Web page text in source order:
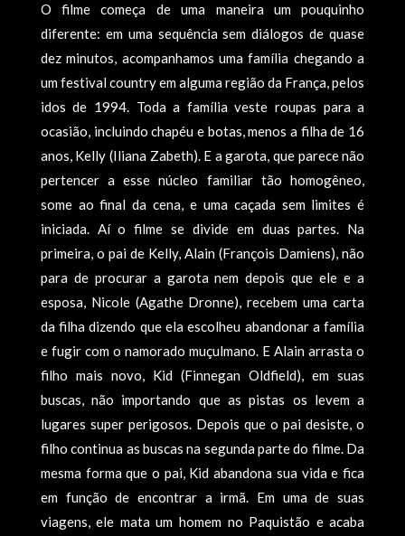
O filme começa de uma maneira um pouquinho
diferente: em uma sequência sem diálogos de quase
dez minutos, acompanhamos uma famí­lia chegando a
um festival country em alguma região da França, pelos
idos de 1994. Toda a famí­lia veste roupas para a
ocasião, incluindo chapéu e botas, menos a filha de 16
anos, Kelly (Iliana Zabeth). E a garota, que parece não
pertencer a esse núcleo familiar tão homogêneo,
some ao final da cena, e uma caçada sem limites é
iniciada. Aí­ o filme se divide em duas partes. Na
primeira, o pai de Kelly, Alain (François Damiens), não
para de procurar a garota nem depois que ele e a
esposa, Nicole (Agathe Dronne), recebem uma carta
da filha dizendo que ela escolheu abandonar a famí­lia
e fugir com o namorado muçulmano. E Alain arrasta o
filho mais novo, Kid (Finnegan Oldfield), em suas
buscas, não importando que as pistas os levem a
lugares super perigosos. Depois que o pai desiste, o
filho continua as buscas na segunda parte do filme. Da
mesma forma que o pai, Kid abandona sua vida e fica
em função de encontrar a irmã. Em uma de suas
viagens, ele mata um homem no Paquistão e acaba